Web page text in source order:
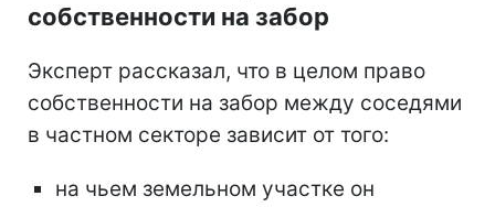
собственности на забор
Эксперт рассказал, что в целом право
собственности на забор между соседями
в частном секторе зависит от того:
на чьем земельном участке он